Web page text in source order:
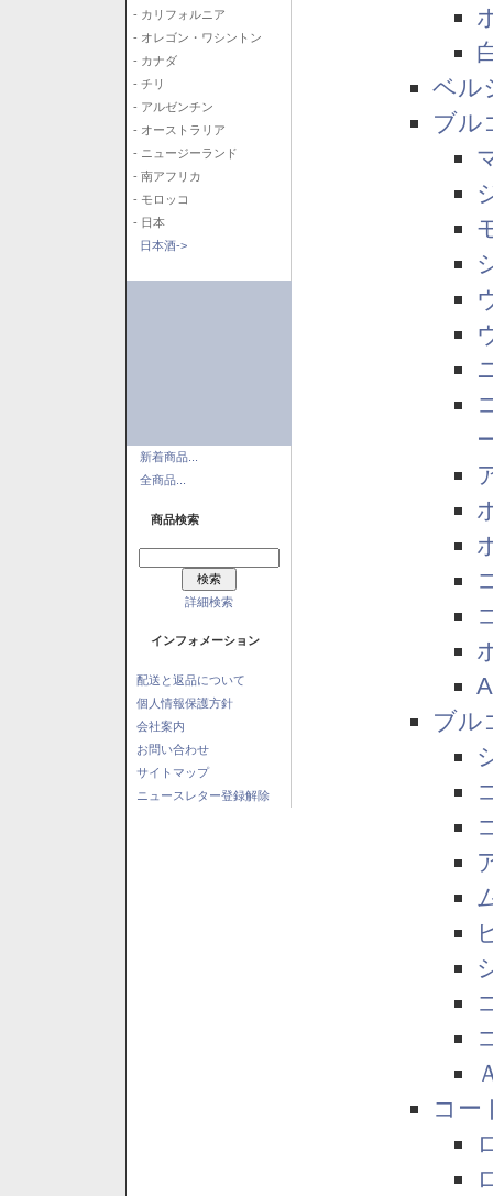
- カリフォルニア
- オレゴン・ワシントン
- カナダ
- チリ
- アルゼンチン
- オーストラリア
- ニュージーランド
- 南アフリカ
- モロッコ
- 日本
日本酒->
新着商品...
全商品...
商品検索
詳細検索
インフォメーション
配送と返品について
個人情報保護方針
会社案内
お問い合わせ
サイトマップ
ニュースレター登録解除
ベル
ブル
ブル
コー